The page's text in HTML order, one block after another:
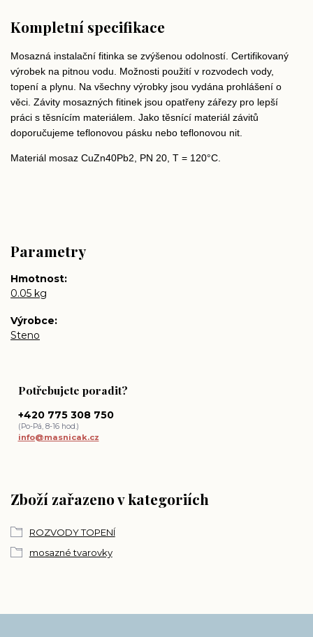
Kompletní specifikace
Mosazná instalační fitinka se zvýšenou odolností. Certifikovaný
výrobek na pitnou vodu. Možnosti použití v rozvodech vody,
topení a plynu. Na všechny výrobky jsou vydána prohlášení o
věci. Závity mosazných fitinek jsou opatřeny zářezy pro lepší
práci s těsnícím materiálem. Jako těsnící materiál závitů
doporučujeme teflonovou pásku nebo teflonovou nit.
Materiál mosaz CuZn40Pb2, PN 20, T = 120°C.
Parametry
Hmotnost
0.05 kg
Výrobce
Steno
Zboží zařazeno v kategoriích
ROZVODY TOPENÍ
mosazné tvarovky
Potřebujete poradit?
+420 775 308 750
(Po-Pá, 8-16 hod.)
info@masnicak.cz